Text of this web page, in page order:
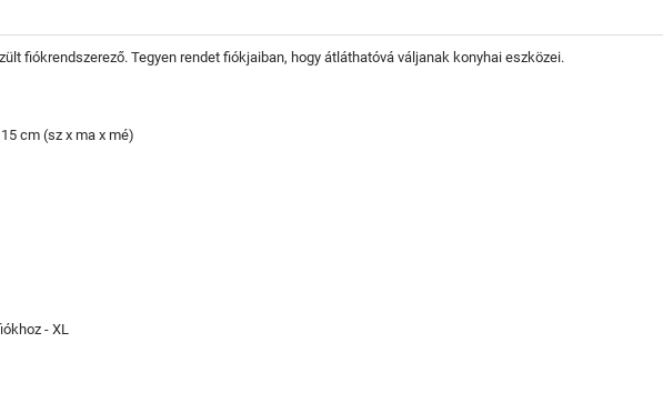
fiókrendszerező. Tegyen rendet fiókjaiban, hogy átláthatóvá váljanak konyhai eszközei.
cm (sz x ma x mé)
- XL